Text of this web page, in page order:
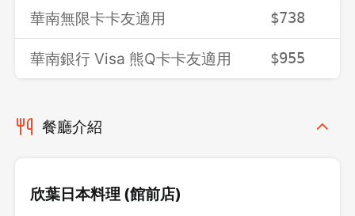
華南無限卡卡友適用 $738
華南銀行 Visa 熊Q卡卡友適用 $955
餐廳介紹
欣葉日本料理 (館前店)